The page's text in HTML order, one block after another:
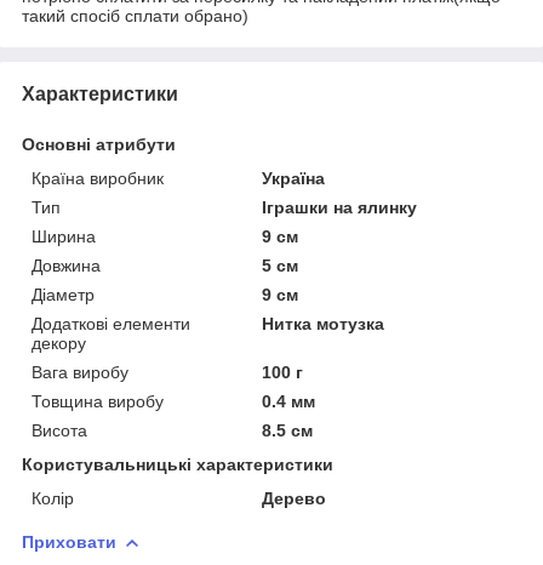
такий спосіб сплати обрано)
Характеристики
Основні атрибути
Країна виробник
Україна
Тип
Іграшки на ялинку
Ширина
9 см
Довжина
5 см
Діаметр
9 см
Додаткові елементи
декору
Нитка мотузка
Вага виробу
100 г
Товщина виробу
0.4 мм
Висота
8.5 см
Користувальницькі характеристики
Колір
Дерево
Приховати